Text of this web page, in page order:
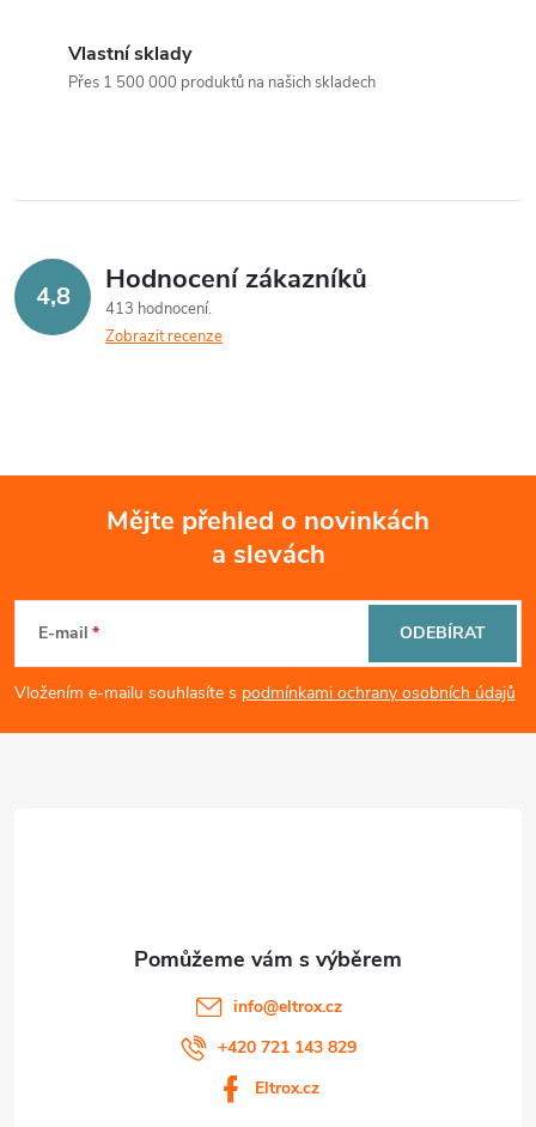
í
r
v
v
s
í
Vlastní sklady
Přes 1 500 000 produktů na našich skladech
4,8 Hodnocení zákazníků
413 hodnocení
Zobrazit recenze
p
a
Mějte přehled o novinkách
a slevách
E-mail
Vložením e-mailu souhlasíte s podmínkami ochrany osobních údajů
ODEBÍRAT
info@eltrox.cz
+420 721 143 829
Eltrox.cz